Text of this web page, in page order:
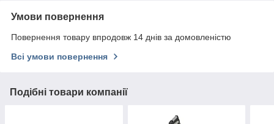
Умови повернення
Повернення товару впродовж 14 днів за домовленістю
Всі умови повернення
Подібні товари компанії